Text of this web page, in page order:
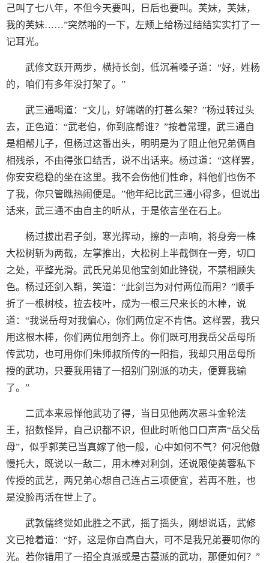
己叫了七八年，不但今天要叫，日后也要叫。芙妹，芙妹，
我的芙妹……”突然啪的一下，左颊上给杨过结结实实打了一
记耳光。
武修文跃开两步，横持长剑，低沉着嗓子道：“好，姓杨
的，咱们有多年没打架了。”
武三通喝道：“文儿，好端端的打甚么架？”杨过转过头
去，正色道：“武老伯，你到底帮谁？”按着常理，武三通自
是相帮儿子，但杨过这番出头，明明是为了阻止他兄弟俩自
相残杀，不由得张口结舌，说不出话来。杨过道：“这样罢，
你安安稳稳的坐在这里。我不会伤他们性命，料他们也伤不
了我，你只管瞧热闹便是。”他年纪比武三通小得多，但说出
话来，武三通不由自主的听从，于是依言坐在石上。
杨过拔出君子剑，寒光挥动，擦的一声响，将身旁一株
大松树斩为两截，左掌推出，大松树上半截倒在一旁，切口
之处，平整光滑。武氏兄弟见他宝剑如此锋锐，不禁相顾失
色。杨过还剑入鞘，笑道：“此剑岂为对付两位而用？”顺手
折了一根树枝，拉去枝叶，成为一根三尺来长的木棒，说
道：“我说岳母对我偏心，你们两位定不肯信。这样罢，我只
用这根木棒，你们两位用剑齐上。你们既可用我岳父岳母所
传武功，也可用你们朱师叔所传的一阳指，我却只用岳母所
授的武功，只要我用错了一招别门别派的功夫，便算我输
了。”
二武本来忌惮他武功了得，当日见他两次恶斗金轮法
王，招数怪异，自己识都不识，但此时听他口口声声“岳父岳
母”，似乎郭芙已当真嫁了他一般，心中如何不气？何况他傲
慢托大，既说以一敌二，用木棒对利剑，还说限使黄蓉私下
传授的武艺，两兄弟心想自己连占三项便宜，若再不胜，也
是没脸再活在世上了。
武敦儒终觉如此胜之不武，摇了摇头，刚想说话，武修
文已抢着道：“好，这是你自高自大，可不是我兄弟要叨你的
光。若你错用了一招全真派或是古墓派的武功，那便如何？”